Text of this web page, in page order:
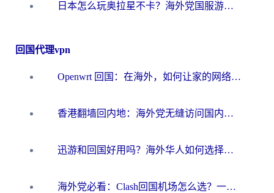
日本怎么玩奥拉星不卡？海外党国服游戏加速器选择全攻略
回国代理vpn
Openwrt 回国：在海外，如何让家的网络触手可及
香港翻墙回内地：海外党无缝访问国内资源的加速器选择全攻略
迅游和回国好用吗？海外华人如何选择靠谱的回国加速器
海外党必看：Clash回国机场怎么选？一篇搞定无缝访问国内资源的全攻略